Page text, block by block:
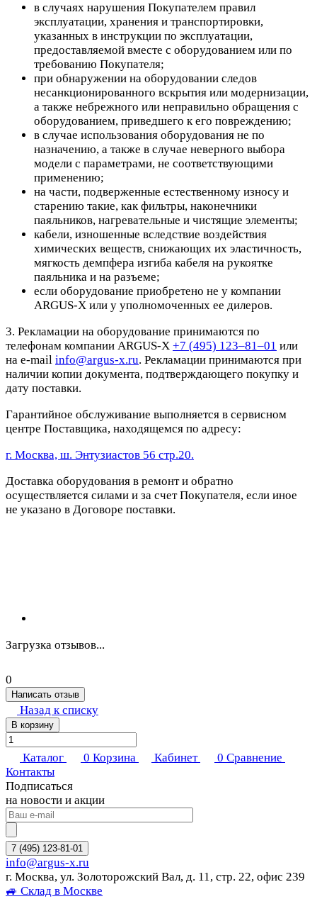
в случаях нарушения Покупателем правил
эксплуатации, хранения и транспортировки,
указанных в инструкции по эксплуатации,
предоставляемой вместе с оборудованием или по
требованию Покупателя;
при обнаружении на оборудовании следов
несанкционированного вскрытия или модернизации,
а также небрежного или неправильно обращения с
оборудованием, приведшего к его повреждению;
в случае использования оборудования не по
назначению, а также в случае неверного выбора
модели с параметрами, не соответствующими
применению;
на части, подверженные естественному износу и
старению такие, как фильтры, наконечники
паяльников, нагревательные и чистящие элементы;
кабели, изношенные вследствие воздействия
химических веществ, снижающих их эластичность,
мягкость демпфера изгиба кабеля на рукоятке
паяльника и на разъеме;
если оборудование приобретено не у компании
ARGUS-X или у уполномоченных ее дилеров.
3. Рекламации на оборудование принимаются по
телефонам компании ARGUS-X +7 (495) 123–81–01 или
на e-mail info@argus-x.ru. Рекламации принимаются при
наличии копии документа, подтверждающего покупку и
дату поставки.
Гарантийное обслуживание выполняется в сервисном
центре Поставщика, находящемся по адресу:
г. Москва, ш. Энтузиастов 56 стр.20.
Доставка оборудования в ремонт и обратно
осуществляется силами и за счет Покупателя, если иное
не указано в Договоре поставки.
Загрузка отзывов...
0
Написать отзыв
Назад к списку
В корзину
Каталог 0 Корзина Кабинет 0 Сравнение
Контакты
Подписаться
на новости и акции
7 (495) 123-81-01
info@argus-x.ru
г. Москва, ул. Золоторожский Вал, д. 11, стр. 22, офис 239
🚙 Склад в Москве